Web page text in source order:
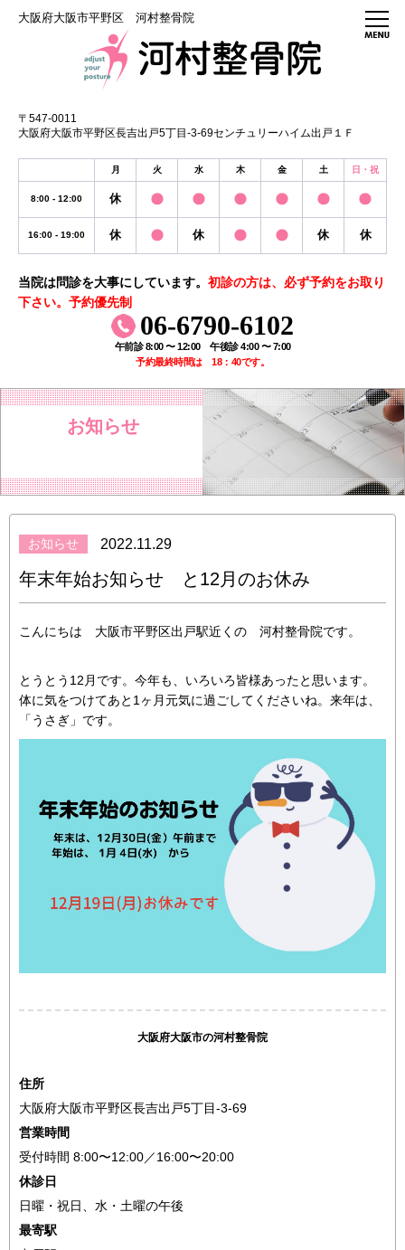
大阪府大阪市平野区 河村整骨院
〒547-0011
大阪府大阪市平野区長吉出戸5丁目-3-69センチュリーハイム出戸１Ｆ
月 火 水 木 金 土 日・祝
8:00 - 12:00 休
16:00 - 19:00 休 休 休 休
当院は問診を大事にしています。 初診の方は、必ず予約をお取り
下さい。予約優先制
06-6790-6102
午前診 8:00 〜 12:00 午後診 4:00 〜 7:00
予約最終時間は 18：40です。
お知らせ
お知らせ 2022.11.29
年末年始お知らせ と12月のお休み
こんにちは 大阪市平野区出戸駅近くの 河村整骨院です。
とうとう12月です。今年も、いろいろ皆様あったと思います。
体に気をつけてあと1ヶ月元気に過ごしてくださいね。来年は、
「うさぎ」です。
大阪府大阪市の河村整骨院
住所
大阪府大阪市平野区長吉出戸5丁目-3-69
営業時間
受付時間 8:00〜12:00／16:00〜20:00
休診日
日曜・祝日、水・土曜の午後
最寄駅